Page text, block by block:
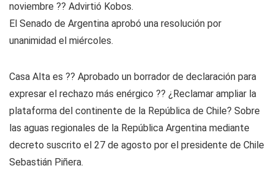
noviembre ?? Advirtió Kobos.
El Senado de Argentina aprobó una resolución por
unanimidad el miércoles.
Casa Alta es ?? Aprobado un borrador de declaración para
expresar el rechazo más enérgico ?? ¿Reclamar ampliar la
plataforma del continente de la República de Chile? Sobre
las aguas regionales de la República Argentina mediante
decreto suscrito el 27 de agosto por el presidente de Chile
Sebastián Piñera.